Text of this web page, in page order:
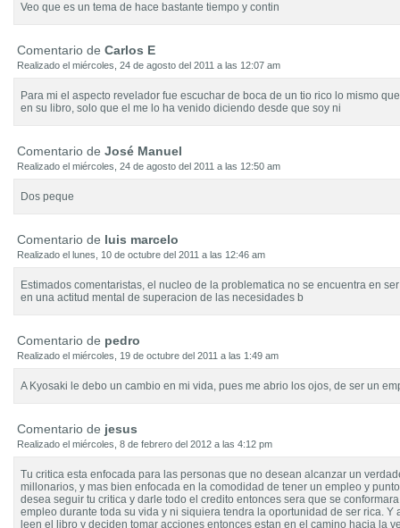
Veo que es un tema de hace bastante tiempo y contin
Comentario de Carlos E
Realizado el miércoles, 24 de agosto del 2011 a las 12:07 am
Para mi el aspecto revelador fue escuchar de boca de un tio rico lo mismo
en su libro, solo que el me lo ha venido diciendo desde que soy ni
Comentario de José Manuel
Realizado el miércoles, 24 de agosto del 2011 a las 12:50 am
Dos peque
Comentario de luis marcelo
Realizado el lunes, 10 de octubre del 2011 a las 12:46 am
Estimados comentaristas, el nucleo de la problematica no se encuentra en
en una actitud mental de superacion de las necesidades b
Comentario de pedro
Realizado el miércoles, 19 de octubre del 2011 a las 1:49 am
A Kyosaki le debo un cambio en mi vida, pues me abrio los ojos, de ser un
Comentario de jesus
Realizado el miércoles, 8 de febrero del 2012 a las 4:12 pm
Tu critica esta enfocada para las personas que no desean alcanzar un
millonarios, y mas bien enfocada en la comodidad de tener un empleo y
desea seguir tu critica y darle todo el credito entonces sera que se
empleo durante toda su vida y ni siquiera tendra la oportunidad de ser rica. Y
leen el libro y deciden tomar acciones entonces estan en el camino hacia la